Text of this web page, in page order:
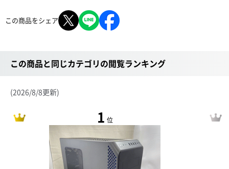
この商品をシェア
この商品と同じカテゴリの閲覧ランキング
(2026/8/8更新)
1 位